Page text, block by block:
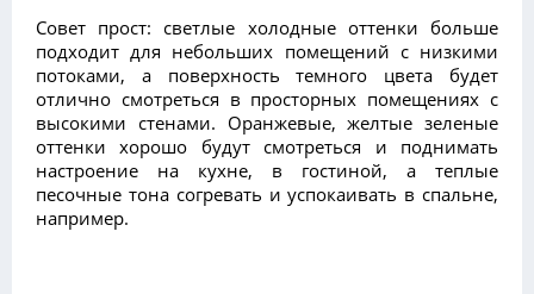
Совет прост: cветлые холодные оттенки больше
подходит для небольших помещений с низкими
потоками, а поверхность темного цвета будет
отлично смотреться в просторных помещениях с
высокими стенами. Оранжевые, желтые зеленые
оттенки хорошо будут смотреться и поднимать
настроение на кухне, в гостиной, а теплые
песочные тона согревать и успокаивать в спальне,
например.